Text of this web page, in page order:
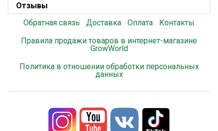
Отзывы
Обратная связь
Доставка Оплата
Контакты
Правила продажи товаров в интернет-магазине
GrowWorld
Политика в отношении обработки персональных
данных